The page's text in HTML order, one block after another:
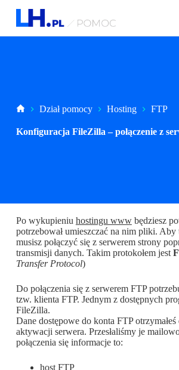
P
StronaDział pomocy Hosting FTP
Konfiguracja FileZilla – połączenie z
Po wykupieniu hostingu wwwbędziesz
potrzebował umieszczać na nim pliki. Aby
musisz połączyć się z serwerem strony
transmisji danych. Takim protokołem jest
Transfer Protocol)
Do połączenia się z serwerem FTP
tzw. klienta FTP. Jednym z dostępnych
FileZilla.
Dane dostępowe do konta FTP otrzymałeś
aktywacji serwera. Przesłaliśmy je
połączenia się informacje to:
host FTP